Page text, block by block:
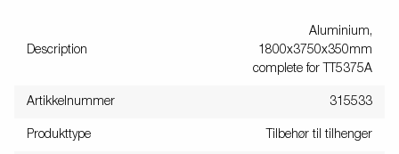
Description
Aluminium,
1800x3750x350mm
complete for TT5375A
Artikkelnummer 315533
Produkttype Tilbehør til tilhenger